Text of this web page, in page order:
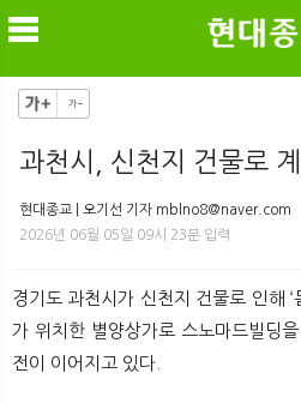
과천시, 신천지 건물로 계
현대종교 | 오기선 기자 mblno8@naver.com
2026년 06월 05일 09시 23분 입력
경기도 과천시가 신천지 건물로 인해
가 위치한 별양상가로 스노마드빌딩
전이 이어지고 있다.